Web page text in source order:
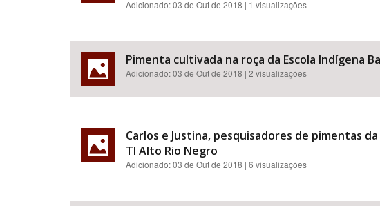
Adicionado:03 de Out de 2018 | 1 visualizações
Pimenta cultivada na roça da Escola Indígena
Adicionado:03 de Out de 2018 | 2 visualizações
Carlos e Justina, pesquisadores de pimentas
TI Alto Rio Negro
Adicionado:03 de Out de 2018 | 6 visualizações